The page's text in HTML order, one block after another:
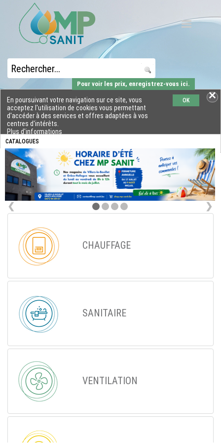
CATALOGUES
En poursuivant votre navigation sur ce site, vous
acceptez l'utilisation de cookies vous permettant
d'accéder à des services et offres adaptées à vos
centres d'intérêts.
Plus d'informations
OK
Pour voir les prix, enregistrez-vous ici.